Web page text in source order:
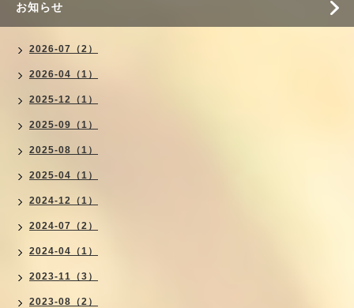
お知らせ
2026-07（2）
2026-04（1）
2025-12（1）
2025-09（1）
2025-08（1）
2025-04（1）
2024-12（1）
2024-07（2）
2024-04（1）
2023-11（3）
2023-08（2）